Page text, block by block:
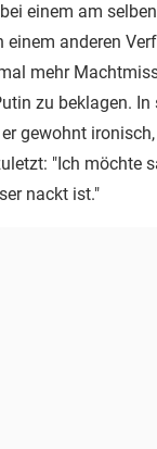
einem am
einem anderen
mehr
zu beklagen. In
gewohnt
"Ich möchte
nackt ist."